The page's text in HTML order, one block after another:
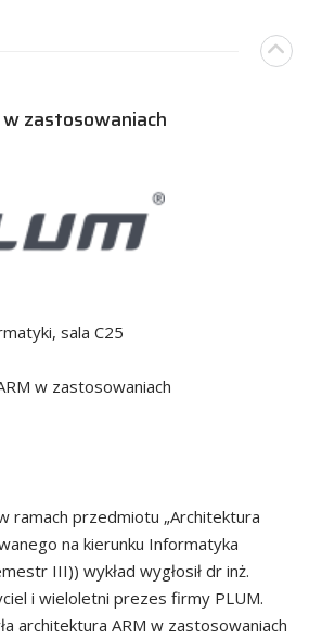
zastosowaniach
sala C25
w zastosowaniach
ramach przedmiotu „Architektura
na kierunku Informatyka
III)) wykład wygłosił dr inż.
i wieloletni prezes firmy PLUM.
architektura ARM w zastosowaniach